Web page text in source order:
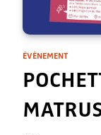
ÉVÈNEMENT